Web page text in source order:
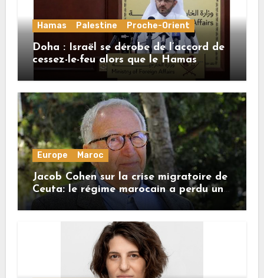
Hamas Palestine Proche-Orient
Doha : Israël se dérobe de l’accord de
cessez-le-feu alors que le Hamas
honore ses engagements
Europe Maroc
Jacob Cohen sur la crise migratoire de
Ceuta: le régime marocain a perdu une
bonne part de sa crédibilité vis-à-vis
de l’Union européenne